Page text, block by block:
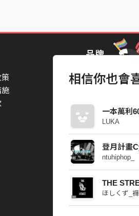
相信你也會
一本萬利
LUKA
登月計畫
ntuhiphop_
ほしくず_
策
施
品牌
StreetVoice
Blow 吹音樂
Packer 派歌
SimpleLife 簡單
ParkPark
一起比 YEAH 吧